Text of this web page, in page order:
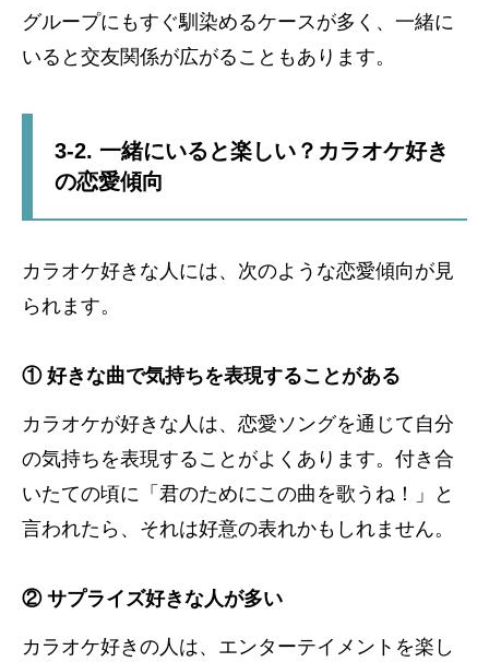
グループにもすぐ馴染めるケースが多く、一緒に
いると交友関係が広がることもあります。
3-2. 一緒にいると楽しい？カラオケ好き
の恋愛傾向
カラオケ好きな人には、次のような恋愛傾向が見
られます。
① 好きな曲で気持ちを表現することがある
カラオケが好きな人は、恋愛ソングを通じて自分
の気持ちを表現することがよくあります。付き合
いたての頃に「君のためにこの曲を歌うね！」と
言われたら、それは好意の表れかもしれません。
② サプライズ好きな人が多い
カラオケ好きの人は、エンターテイメントを楽し